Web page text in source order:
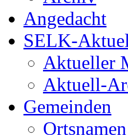
Angedacht
SELK-
Aktueller
Aktuell-
Gemeinden